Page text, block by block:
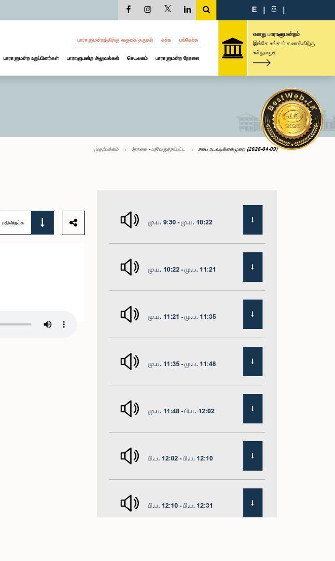
E | සි |
பாராளுமன்றத்திற்கு வருகை தருதல் கற்க பங்கேற்க
பாராளுமன்ற உறுப்பினர்கள் பாராளுமன்ற அலுவல்கள் செயலகம் பாராளுமன்ற நேரலை
எனது பாராளுமன்றம்
இங்கே உங்கள் கணக்கிற்கு
உள்நுழைக
முதற்பக்கம் நேரலை - பதிவுருத்தப்பட்ட சபை நடவடிக்கைமுறை (2026-04-09)
பதிவிறக்க மு.ப. 9:30 - மு.ப. 10:22
மு.ப. 10:22 - மு.ப. 11:21
மு.ப. 11:21 - மு.ப. 11:35
மு.ப. 11:35 - மு.ப. 11:48
மு.ப. 11:48 - பி.ப. 12:02
பி.ப. 12:02 - பி.ப. 12:10
பி.ப. 12:10 - பி.ப. 12:31